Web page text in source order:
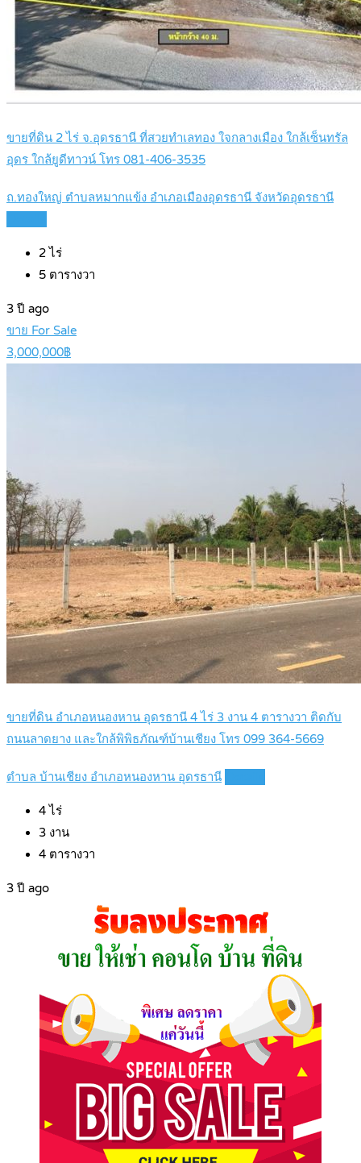
ขายที่ดิน 2 ไร่ จ.อุดรธานี ที่สวยทำเลทอง ใจกลางเมือง ใกล้เซ็นทรัล
อุดร ใกล้ยูดีทาวน์ โทร 081-406-3535
ถ.ทองใหญ่ ตำบลหมากแข้ง อำเภอเมืองอุดรธานี จังหวัดอุดรธานี
2 ไร่
5 ตารางวา
3 ปี ago
ขาย For Sale
3,000,000฿
ขายที่ดิน อำเภอหนองหาน อุดรธานี 4 ไร่ 3 งาน 4 ตารางวา ติดกับ
ถนนลาดยาง และใกล้พิพิธภัณฑ์บ้านเชียง โทร 099 364-5669
ตำบล บ้านเชียง อำเภอหนองหาน อุดรธานี
4ไร่
3 งาน
4 ตารางวา
3 ปี ago